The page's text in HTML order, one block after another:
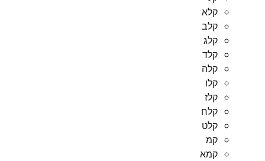
קלא
קלב
קלג
קלד
קלה
קלו
קלז
קלח
קלט
קמ
קמא